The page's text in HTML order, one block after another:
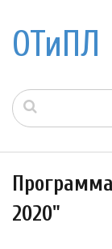
ОТиПЛ
2020"